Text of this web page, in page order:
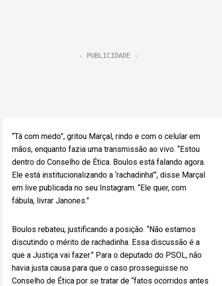
“Tá com medo”, gritou Marçal, rindo e com o celular em
mãos, enquanto fazia uma transmissão ao vivo. “Estou
dentro do Conselho de Ética. Boulos está falando agora.
Ele está institucionalizando a ‘rachadinha’”, disse Marçal
em live publicada no seu Instagram. “Ele quer, com
fábula, livrar Janones.”
Boulos rebateu, justificando a posição. “Não estamos
discutindo o mérito de rachadinha. Essa discussão é a
que a Justiça vai fazer.” Para o deputado do PSOL, não
havia justa causa para que o caso prosseguisse no
Conselho de Ética por se tratar de “fatos ocorridos antes